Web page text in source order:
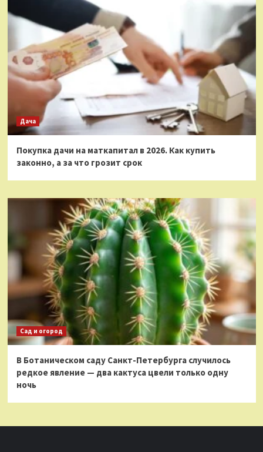
Дача
Покупка дачи на маткапитал в 2026. Как купить
законно, а за что грозит срок
Сад и огород
В Ботаническом саду Санкт-Петербурга случилось
редкое явление — два кактуса цвели только одну
ночь